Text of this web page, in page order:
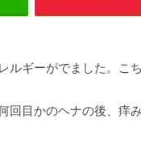
ルギーがでました。こ
回目かのヘナの後、痒